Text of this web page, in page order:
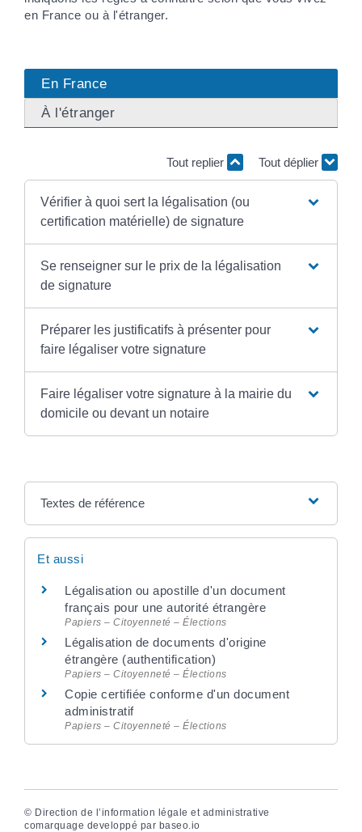
en France ou à l'étranger.
En France
À l'étranger
Tout replier Tout déplier
Vérifier à quoi sert la légalisation (ou
certification matérielle) de signature
Se renseigner sur le prix de la légalisation
de signature
Préparer les justificatifs à présenter pour
faire légaliser votre signature
Faire légaliser votre signature à la mairie du
domicile ou devant un notaire
Textes de référence
Et aussi
Légalisation ou apostille d'un document
français pour une autorité étrangère
Papiers – Citoyenneté – Élections
Légalisation de documents d'origine
étrangère (authentification)
Papiers – Citoyenneté – Élections
Copie certifiée conforme d'un document
administratif
Papiers – Citoyenneté – Élections
© Direction de l’information légale et administrative
comarquage developpé par baseo.io